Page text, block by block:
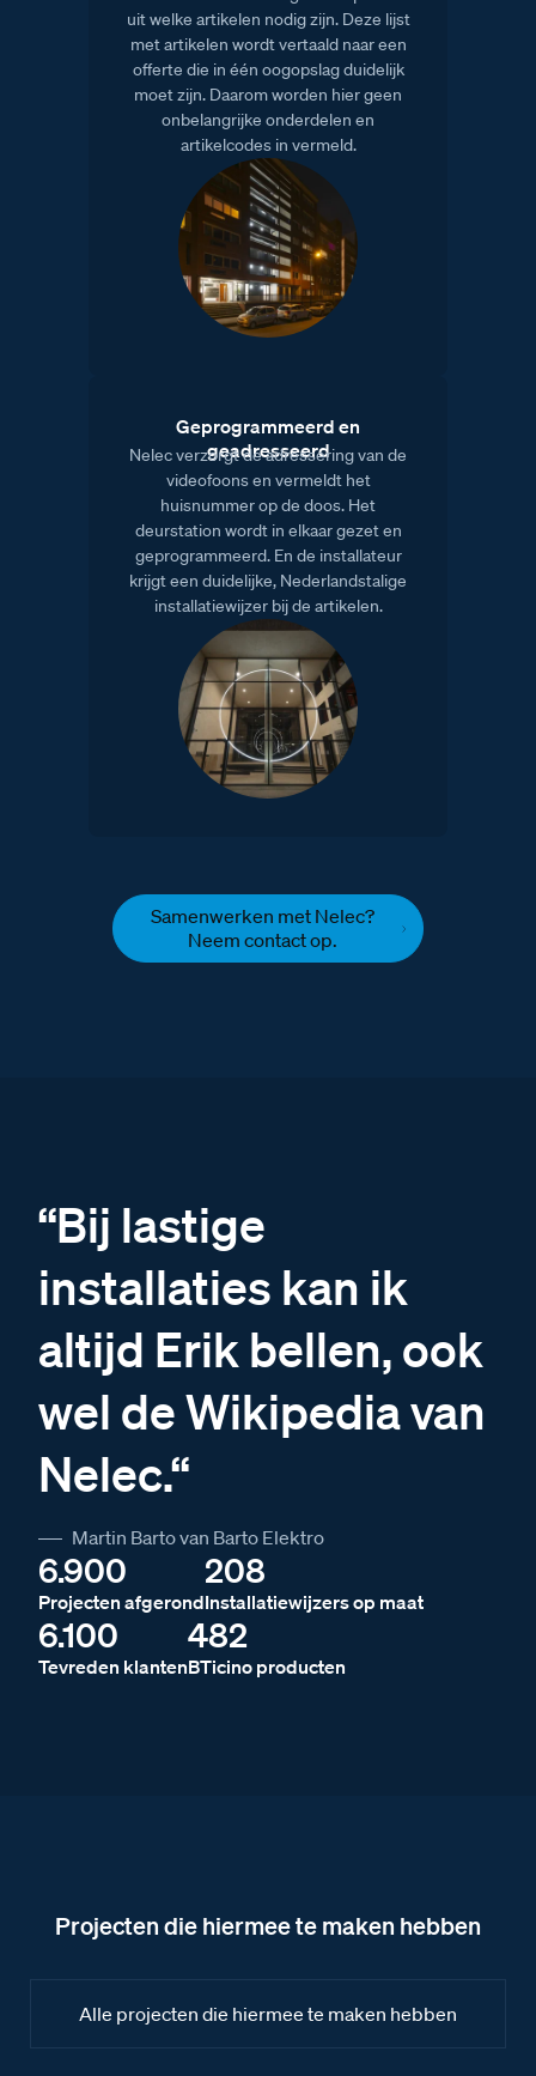
uit welke artikelen nodig zijn. Deze lijst
met artikelen wordt vertaald naar een
offerte die in één oogopslag duidelijk
moet zijn. Daarom worden hier geen
onbelangrijke onderdelen en
artikelcodes in vermeld.
Geprogrammeerd en
geadresseerd
Nelec verzorgt de adressering van de
videofoons en vermeldt het
huisnummer op de doos. Het
deurstation wordt in elkaar gezet en
geprogrammeerd. En de installateur
krijgt een duidelijke, Nederlandstalige
installatiewijzer bij de artikelen.
Samenwerken met Nelec?
Neem contact op.
“Bij lastige
installaties kan ik
altijd Erik bellen, ook
wel de Wikipedia van
Nelec.“
Martin Barto van Barto Elektro
6.900
Projecten afgerond
208
Installatiewijzers op maat
6.100
Tevreden klanten
482
BTicino producten
Projecten die hiermee te maken hebben
Alle projecten die hiermee te maken hebben